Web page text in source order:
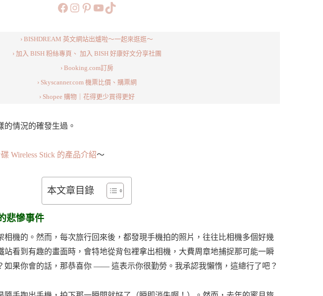
https://www.facebook.com/bishdream
https://www.instagram.com/bishdream/
https://www.pinterest.com/BISHDREAM/
旅行美食小短片TikTok
› BISHDREAM 英文網站出爐啦～一起來逛逛～
› 加入 BISH 粉絲專頁、 加入 BISH 好康好文分享社團
› Booking.com訂房
› Skyscanner.com 機票比價、購票網
› Shopee 購物｜花得更少買得更好
的情況的確發生過。
Wireless Stick 的產品介紹～
本文章目錄
悲慘事件
相機的。然而，每次旅行回來後，都發現手機拍的照片，往往比相機多個好幾
站看到有趣的畫面時，會特地從背包裡拿出相機，大費周章地捕捉那可能一瞬
如果你會的話，那恭喜你 —— 這表示你很勤勞。我承認我懶惰，這總行了吧？